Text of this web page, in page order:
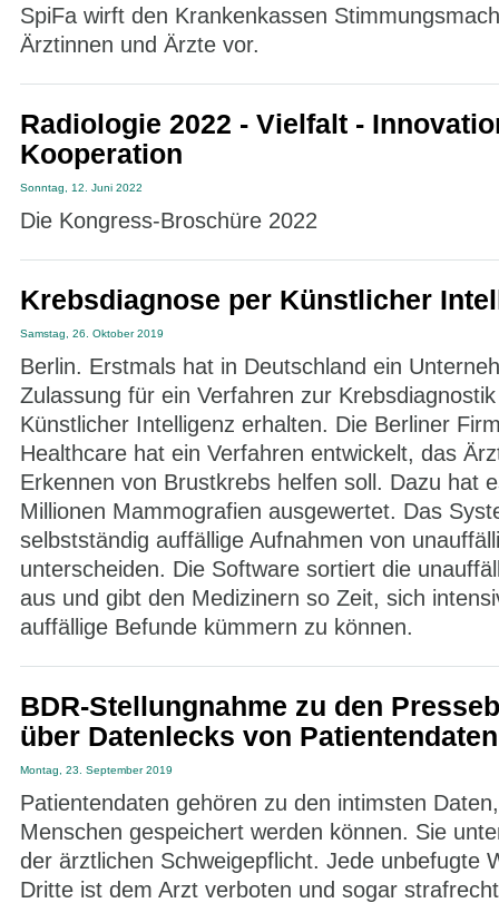
SpiFa wirft den Krankenkassen
Ärztinnen und Ärzte vor.
Radiologie 2022 - Vielfalt -
Kooperation
Sonntag, 12. Juni 2022
Die Kongress-Broschüre 2022
Krebsdiagnose per Künstlicher
Samstag, 26. Oktober 2019
Berlin. Erstmals hat in Deutschland ein
Zulassung für ein Verfahren zur
Künstlicher Intelligenz erhalten. Die Berliner
Healthcare hat ein Verfahren entwickelt, das
Erkennen von Brustkrebs helfen soll. Dazu hat
Millionen Mammografien ausgewertet. Das
selbstständig auffällige Aufnahmen von
unterscheiden. Die Software sortiert die
aus und gibt den Medizinern so Zeit, sich
auffällige Befunde kümmern zu können.
BDR-Stellungnahme zu den
über Datenlecks von Patientendaten
Montag, 23. September 2019
Patientendaten gehören zu den intimsten
Menschen gespeichert werden können. Sie
der ärztlichen Schweigepflicht. Jede unbefugte
Dritte ist dem Arzt verboten und sogar